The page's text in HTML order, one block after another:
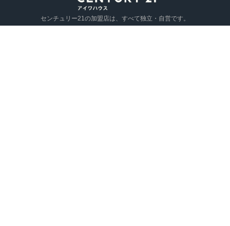
センチュリー21の加盟店は、すべて独立・自営です。